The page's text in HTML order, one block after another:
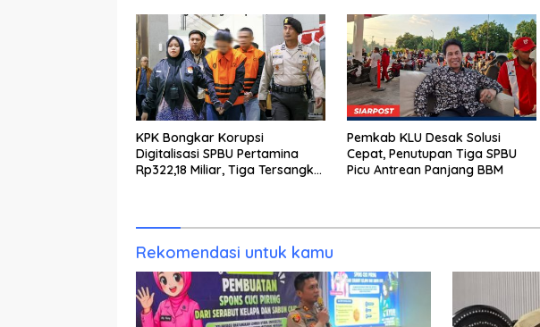
KPK Bongkar Korupsi
Digitalisasi SPBU Pertamina
Rp322,18 Miliar, Tiga Tersangka
Pemkab KLU Desak Solusi
Cepat, Penutupan Tiga SPBU
Picu Antrean Panjang BBM
Rekomendasi untuk kamu